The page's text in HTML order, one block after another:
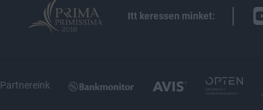
Itt keressen minket:
Partnereink